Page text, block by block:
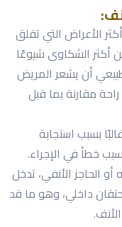
الأعراض التي تقلق
أكثر الشكاوى شيوعًا
أن يشعر المريض
مقارنة بما قبل
بسبب استجابة
خطأ في الإجراء.
الحاجز الأنفي، تدخل
داخلي، وهو ما قد